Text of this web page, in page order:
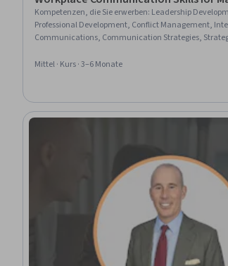
Kompetenzen, die Sie erwerben: Leadership
Professional Development, Conflict Management,
Communications, Communication Strategies,
Business Communication, Team Management,
Mittel · Kurs · 3–6 Monate